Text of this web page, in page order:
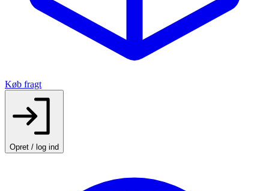
Køb fragt
Opret / log ind